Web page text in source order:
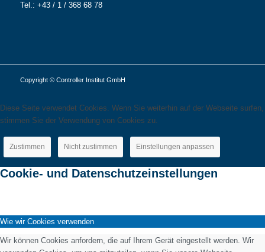
Tel.: +43 / 1 / 368 68 78
Copyright © Controller Institut GmbH
Diese Seite verwendet Cookies. Wenn Sie weiterhin auf der Webseite surfen,
stimmen Sie der Verwendung von Cookies zu.
Zustimmen Nicht zustimmen Einstellungen anpassen
Cookie- und Datenschutzeinstellungen
Wie wir Cookies verwenden
Wir können Cookies anfordern, die auf Ihrem Gerät eingestellt werden. Wir